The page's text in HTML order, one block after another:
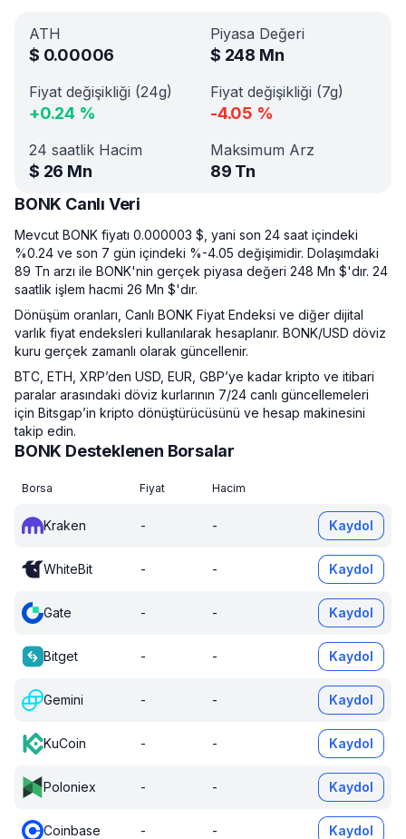
ATH
$ 0.00006
Piyasa Değeri
$ 248 Mn
Fiyat değişikliği (24g)
+0.24 %
Fiyat değişikliği (7g)
-4.05 %
24 saatlik Hacim
$ 26 Mn
Maksimum Arz
89 Tn
BONK Canlı Veri
Mevcut BONK fiyatı 0.000003 $, yani son 24 saat içindeki
%0.24 ve son 7 gün içindeki %-4.05 değişimidir. Dolaşımdaki
89 Tn arzı ile BONK'nin gerçek piyasa değeri 248 Mn $'dır. 24
saatlik işlem hacmi 26 Mn $'dır.
Dönüşüm oranları, Canlı BONK Fiyat Endeksi ve diğer dijital
varlık fiyat endeksleri kullanılarak hesaplanır. BONK/USD döviz
kuru gerçek zamanlı olarak güncellenir.
BTC, ETH, XRP’den USD, EUR, GBP’ye kadar kripto ve itibari
paralar arasındaki döviz kurlarının 7/24 canlı güncellemeleri
için Bitsgap’in kripto dönüştürücüsünü ve hesap makinesini
takip edin.
BONK Desteklenen Borsalar
Borsa Fiyat Hacim
Kraken - - Kaydol
WhiteBit - - Kaydol
Gate - - Kaydol
Bitget - - Kaydol
Gemini - - Kaydol
KuCoin - - Kaydol
Poloniex - - Kaydol
Coinbase - - Kaydol